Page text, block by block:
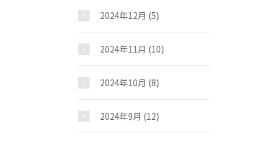
2024年12月 (5)
2024年11月 (10)
2024年10月 (8)
2024年9月 (12)